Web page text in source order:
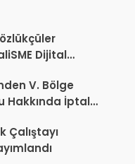
Dijital
V. Bölge
Hakkında İptal
Çalıştayı